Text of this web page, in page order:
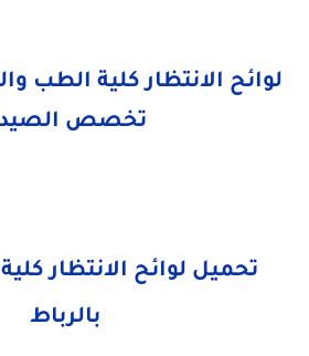
لوائح الانتظار كلية الطب
تخصص
تحميل لوائح الانتظار
بالرباط